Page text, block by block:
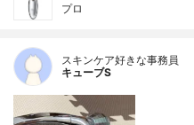
プロ
スキンケア好きな事務員
キューブS